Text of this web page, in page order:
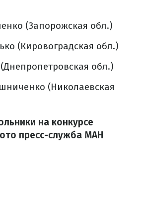
(Запорожская обл.)
(Кировоградская обл.)
обл.)
(Николаевская
на конкурсе
пресс-служба МАН